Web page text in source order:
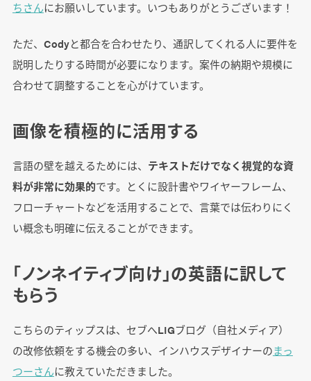
ちさんにお願いしています。いつもありがとうございます！
ただ、Codyと都合を合わせたり、通訳してくれる人に要件を
説明したりする時間が必要になります。案件の納期や規模に
合わせて調整することを心がけています。
画像を積極的に活用する
言語の壁を越えるためには、 テキストだけでなく視覚的な資
料が非常に効果的です。とくに設計書やワイヤーフレーム、
フローチャートなどを活用することで、言葉では伝わりにく
い概念も明確に伝えることができます。
「ノンネイティブ向け」の英語に訳して
もらう
こちらのティップスは、セブへLIGブログ（自社メディア）
の改修依頼をする機会の多い、インハウスデザイナーのまっ
つーさんに教えていただきました。